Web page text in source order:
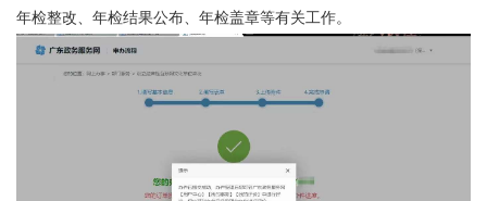
年检整改、年检结果公布、年检盖章等有关工作。